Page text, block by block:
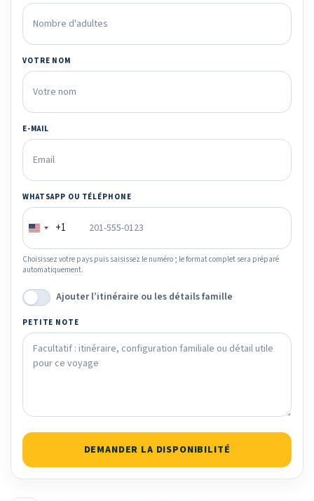
VOTRE NOM
E-MAIL
WHATSAPP OU TÉLÉPHONE
+1
Choisissez votre pays puis saisissez le numéro ; le format complet sera préparé
automatiquement.
Ajouter l’itinéraire ou les détails famille
PETITE NOTE
DEMANDER LA DISPONIBILITÉ